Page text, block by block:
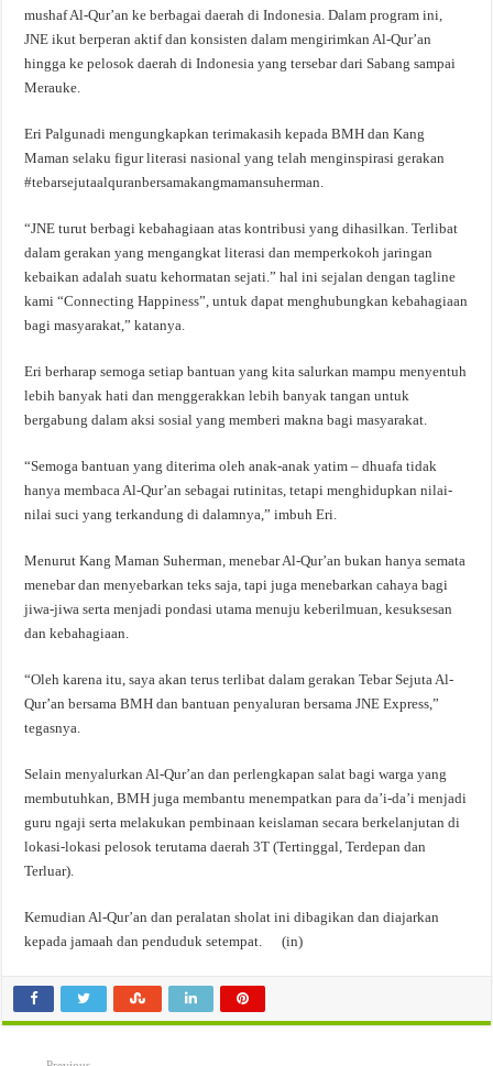
mushaf Al-Qur’an ke berbagai daerah di Indonesia. Dalam program ini,
JNE ikut berperan aktif dan konsisten dalam mengirimkan Al-Qur’an
hingga ke pelosok daerah di Indonesia yang tersebar dari Sabang sampai
Merauke.
Eri Palgunadi mengungkapkan terimakasih kepada BMH dan Kang
Maman selaku figur literasi nasional yang telah menginspirasi gerakan
#tebarsejutaalquranbersamakangmamansuherman.
“JNE turut berbagi kebahagiaan atas kontribusi yang dihasilkan. Terlibat
dalam gerakan yang mengangkat literasi dan memperkokoh jaringan
kebaikan adalah suatu kehormatan sejati.” hal ini sejalan dengan tagline
kami “Connecting Happiness”, untuk dapat menghubungkan kebahagiaan
bagi masyarakat,” katanya.
Eri berharap semoga setiap bantuan yang kita salurkan mampu menyentuh
lebih banyak hati dan menggerakkan lebih banyak tangan untuk
bergabung dalam aksi sosial yang memberi makna bagi masyarakat.
“Semoga bantuan yang diterima oleh anak-anak yatim – dhuafa tidak
hanya membaca Al-Qur’an sebagai rutinitas, tetapi menghidupkan nilai-
nilai suci yang terkandung di dalamnya,” imbuh Eri.
Menurut Kang Maman Suherman, menebar Al-Qur’an bukan hanya semata
menebar dan menyebarkan teks saja, tapi juga menebarkan cahaya bagi
jiwa-jiwa serta menjadi pondasi utama menuju keberilmuan, kesuksesan
dan kebahagiaan.
“Oleh karena itu, saya akan terus terlibat dalam gerakan Tebar Sejuta Al-
Qur’an bersama BMH dan bantuan penyaluran bersama JNE Express,”
tegasnya.
Selain menyalurkan Al-Qur’an dan perlengkapan salat bagi warga yang
membutuhkan, BMH juga membantu menempatkan para da’i-da’i menjadi
guru ngaji serta melakukan pembinaan keislaman secara berkelanjutan di
lokasi-lokasi pelosok terutama daerah 3T (Tertinggal, Terdepan dan
Terluar).
Kemudian Al-Qur’an dan peralatan sholat ini dibagikan dan diajarkan
kepada jamaah dan penduduk setempat. (in)